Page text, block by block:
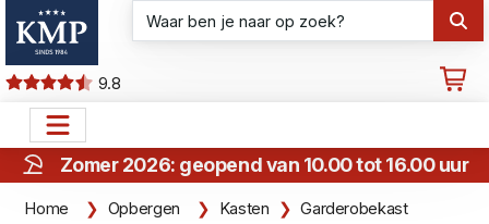
9.8
Zomer 2026: geopend van 10.00 tot 16.00 uur
Home Opbergen Kasten Garderobekast